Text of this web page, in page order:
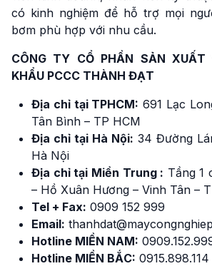
có kinh nghiệm để hỗ trợ mọi
bơm phù hợp với nhu cầu.
CÔNG TY CỔ PHẦN SẢN XUẤT
KHẨU PCCC THÀNH ĐẠT
Địa chỉ tại TPHCM: 691 Lạc
Tân Bình – TP HCM
Địa chỉ tại Hà Nội: 34 Đường
Hà Nội
Địa chỉ tại Miền Trung : Tầng 1
– Hồ Xuân Hương – Vinh Tân –
Tel + Fax: 0909 152 999
Email:
Hotline MIỀN NAM:
Hotline MIỀN BẮC: 0915.898.114